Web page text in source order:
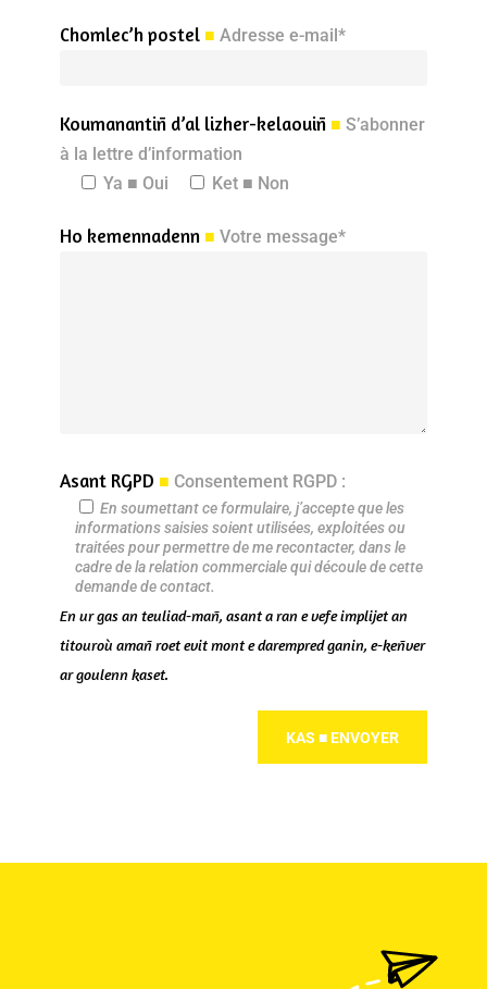
Chomlec’h postel ■ Adresse e-mail*
Koumanantiñ d’al lizher-kelaouiñ ■ S’abonner
à la lettre d’information
Ya ■ Oui
Ket ■ Non
Ho kemennadenn ■ Votre message*
Asant RGPD ■ Consentement RGPD :
En soumettant ce formulaire, j’accepte que les
informations saisies soient utilisées, exploitées ou
traitées pour permettre de me recontacter, dans le
cadre de la relation commerciale qui découle de cette
demande de contact.
En ur gas an teuliad-mañ, asant a ran e vefe implijet an
titouroù amañ roet evit mont e darempred ganin, e-keñver
ar goulenn kaset.